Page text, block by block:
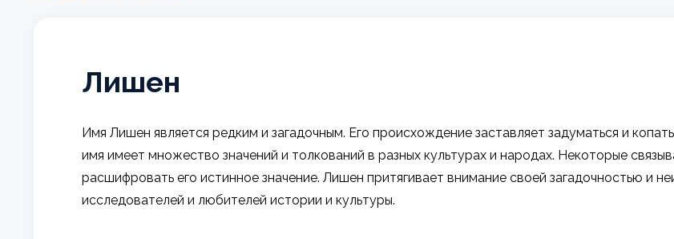
Лишен
Имя Лишен является редким и загадочным. Его происхождение заставляет задуматься и
имя имеет множество значений и толкований в разных культурах и народах. Некоторые
расшифровать его истинное значение. Лишен притягивает внимание своей загадочностью и
исследователей и любителей истории и культуры.